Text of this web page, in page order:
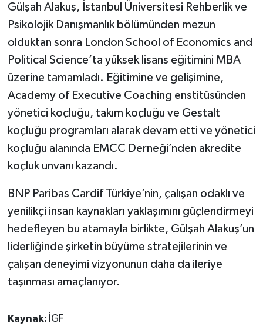
Gülşah Alakuş, İstanbul Üniversitesi Rehberlik ve
Psikolojik Danışmanlık bölümünden mezun
olduktan sonra London School of Economics and
Political Science’ta yüksek lisans eğitimini MBA
üzerine tamamladı. Eğitimine ve gelişimine,
Academy of Executive Coaching enstitüsünden
yönetici koçluğu, takım koçluğu ve Gestalt
koçluğu programları alarak devam etti ve yönetici
koçluğu alanında EMCC Derneği’nden akredite
koçluk unvanı kazandı.
BNP Paribas Cardif Türkiye’nin, çalışan odaklı ve
yenilikçi insan kaynakları yaklaşımını güçlendirmeyi
hedefleyen bu atamayla birlikte, Gülşah Alakuş’un
liderliğinde şirketin büyüme stratejilerinin ve
çalışan deneyimi vizyonunun daha da ileriye
taşınması amaçlanıyor.
Kaynak: İGF